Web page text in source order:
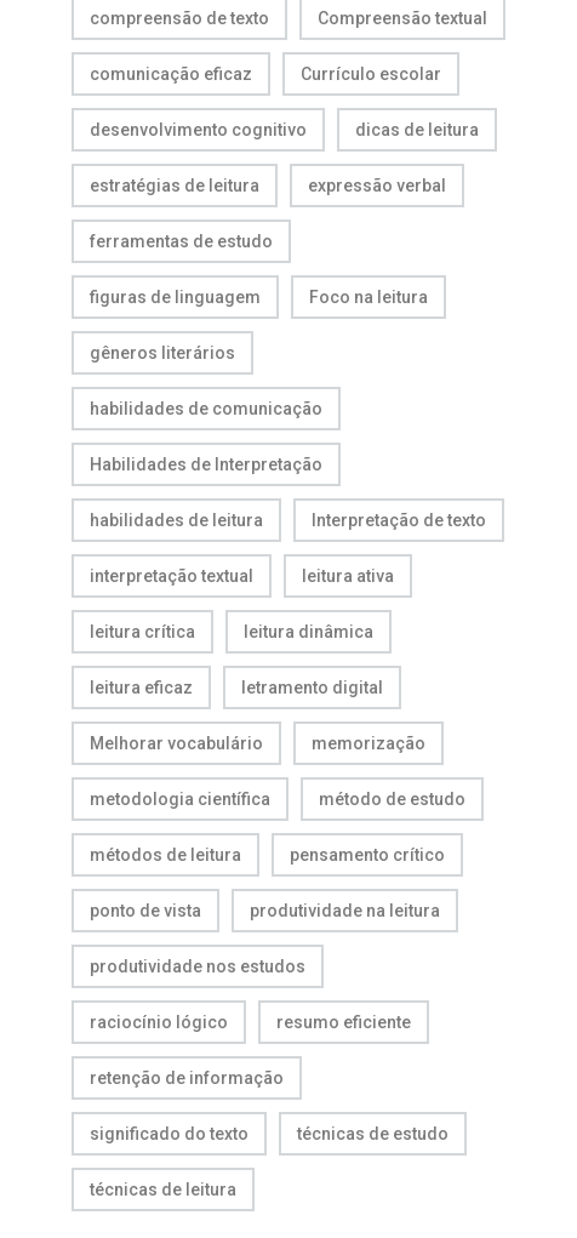
compreensão de texto Compreensão textual
comunicação eficaz Currículo escolar
desenvolvimento cognitivo dicas de leitura
estratégias de leitura expressão verbal
ferramentas de estudo
figuras de linguagem Foco na leitura
gêneros literários
habilidades de comunicação
Habilidades de Interpretação
habilidades de leitura Interpretação de texto
interpretação textual leitura ativa
leitura crítica leitura dinâmica
leitura eficaz letramento digital
Melhorar vocabulário memorização
metodologia científica método de estudo
métodos de leitura pensamento crítico
ponto de vista produtividade na leitura
produtividade nos estudos
raciocínio lógico resumo eficiente
retenção de informação
significado do texto técnicas de estudo
técnicas de leitura